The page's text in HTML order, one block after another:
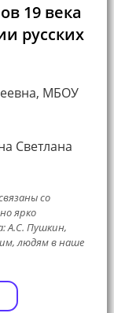
19 века
русских
МБОУ
Светлана
со
ярко
А.С. Пушкин,
людям в наше